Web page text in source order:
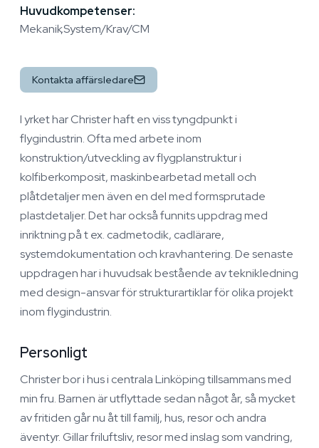
Huvudkompetenser:
MekanikSystem/Krav/CM
Kontakta affärsledare
I yrket har Christer haft en viss tyngdpunkt i
flygindustrin. Ofta med arbete inom
konstruktion/utveckling av flygplanstruktur i
kolfiberkomposit, maskinbearbetad metall och
plåtdetaljer men även en del med formsprutade
plastdetaljer. Det har också funnits uppdrag med
inriktning på t ex. cadmetodik, cadlärare,
systemdokumentation och kravhantering. De senaste
uppdragen har i huvudsak bestående av teknikledning
med design-ansvar för strukturartiklar för olika projekt
inom flygindustrin.
Personligt
Christer bor i hus i centrala Linköping tillsammans med
min fru. Barnen är utflyttade sedan något år, så mycket
av fritiden går nu åt till familj, hus, resor och andra
äventyr. Gillar friluftsliv, resor med inslag som vandring,